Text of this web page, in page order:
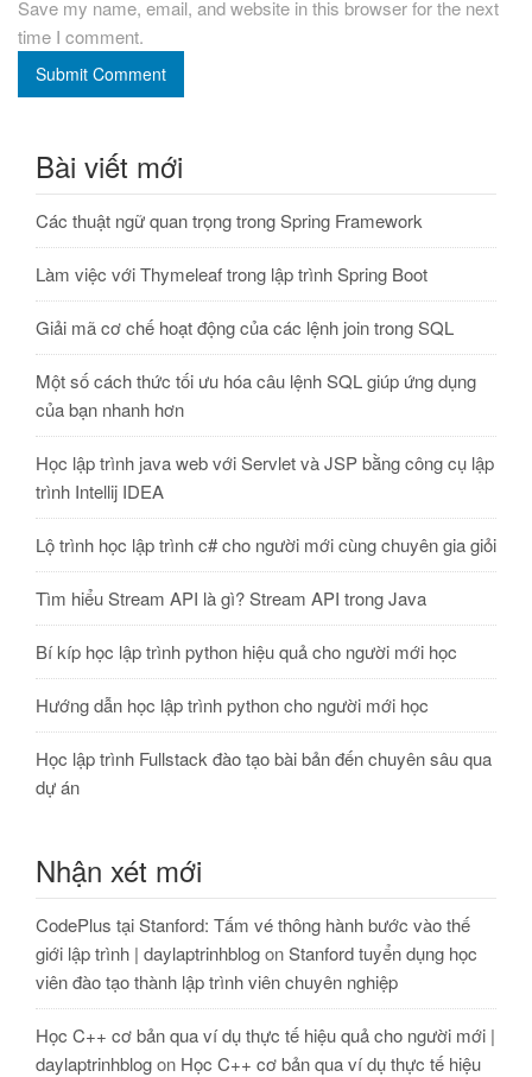
Save my name, email, and website in this browser for the next
time I comment.
Submit Comment
Bài viết mới
Các thuật ngữ quan trọng trong Spring Framework
Làm việc với Thymeleaf trong lập trình Spring Boot
Giải mã cơ chế hoạt động của các lệnh join trong SQL
Một số cách thức tối ưu hóa câu lệnh SQL giúp ứng dụng
của bạn nhanh hơn
Học lập trình java web với Servlet và JSP bằng công cụ lập
trình Intellij IDEA
Lộ trình học lập trình c# cho người mới cùng chuyên gia giỏi
Tìm hiểu Stream API là gì? Stream API trong Java
Bí kíp học lập trình python hiệu quả cho người mới học
Hướng dẫn học lập trình python cho người mới học
Học lập trình Fullstack đào tạo bài bản đến chuyên sâu qua
dự án
Nhận xét mới
CodePlus tại Stanford: Tấm vé thông hành bước vào thế
giới lập trình | daylaptrinhblogonStanford tuyển dụng học
viên đào tạo thành lập trình viên chuyên nghiệp
Học C++ cơ bản qua ví dụ thực tế hiệu quả cho người mới |
daylaptrinhblogon Học C++ cơ bản qua ví dụ thực tế hiệu